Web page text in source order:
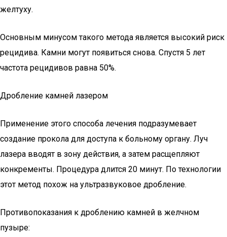
желтуху.
Основным минусом такого метода является высокий риск
рецидива. Камни могут появиться снова. Спустя 5 лет
частота рецидивов равна 50%.
Дробление камней лазером
Применение этого способа лечения подразумевает
создание прокола для доступа к больному органу. Луч
лазера вводят в зону действия, а затем расщепляют
конкременты. Процедура длится 20 минут. По технологии
этот метод похож на ультразвуковое дробление.
Противопоказания к дроблению камней в желчном
пузыре: